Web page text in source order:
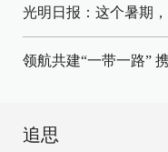
光明日报：这个暑期
领航共建“一带一路”
追思